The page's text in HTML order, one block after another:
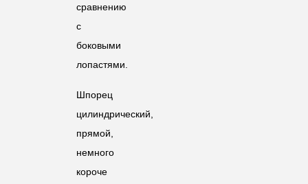
сравнению
с
боковыми
лопастями.
Шпорец
цилиндрический,
прямой,
немного
короче